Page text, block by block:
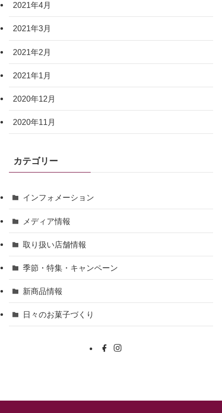
2021年4月
2021年3月
2021年2月
2021年1月
2020年12月
2020年11月
カテゴリー
インフォメーション
メディア情報
取り扱い店舗情報
季節・特集・キャンペーン
新商品情報
日々のお菓子づくり